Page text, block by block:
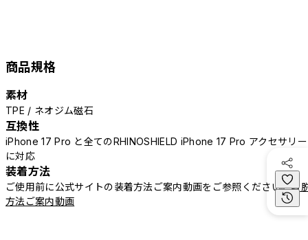
商品規格
素材
TPE / ネオジム磁石
互換性
iPhone 17 Pro と全てのRHINOSHIELD iPhone 17 Pro アクセサリー
に対応
装着方法
ご使用前に公式サイトの装着方法ご案内動画をご参照ください。着
方法ご案内動画